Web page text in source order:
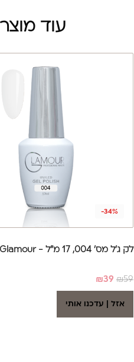
עוד
-34%
לק ג'ל מס' 004, 17 מ"ל - Glamour
₪59
₪39
אזל | עדכנו אותי